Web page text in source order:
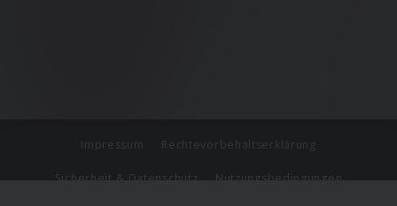
Impressum Rechtevorbehaltserklärung
Sicherheit & Datenschutz Nutzungsbedingungen